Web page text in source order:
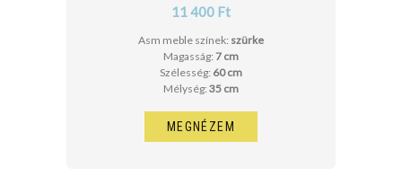
11 400 Ft
Asm meble színek: szürke
Magasság: 7 cm
Szélesség: 60 cm
Mélység: 35 cm
MEGNÉZEM